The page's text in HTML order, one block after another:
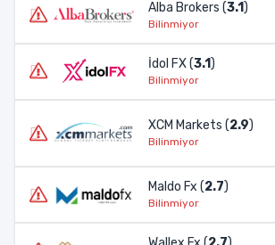
Alba Brokers (3.1)
Bilinmiyor
İdol FX (3.1)
Bilinmiyor
XCM Markets (2.9)
Bilinmiyor
Maldo Fx (2.7)
Bilinmiyor